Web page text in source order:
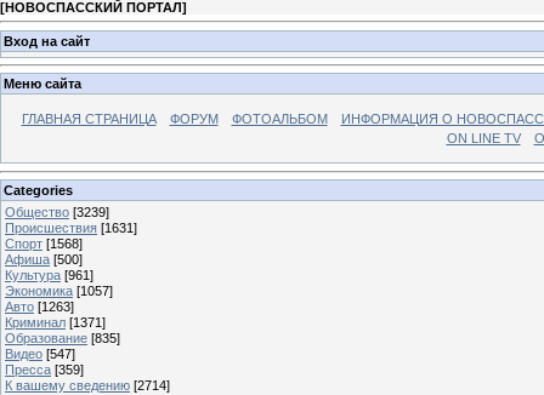
[НОВОСПАССКИЙ ПОРТАЛ]
Вход на сайт
Меню сайта
ГЛАВНАЯ СТРАНИЦА ФОРУМ ФОТОАЛЬБОМ
ИНФОРМАЦИЯ О
ON LINE TV
Categories
Общество [3239]
Происшествия [1631]
Спорт [1568]
Афиша [500]
Культура [961]
Экономика [1057]
Авто [1263]
Криминал [1371]
Образование [835]
Видео [547]
Пресса [359]
К вашему сведению [2714]